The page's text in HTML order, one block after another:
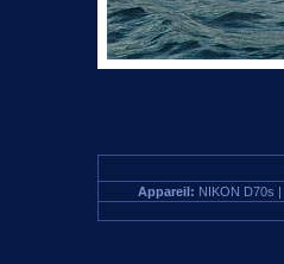
Appareil: NIKON D70s |